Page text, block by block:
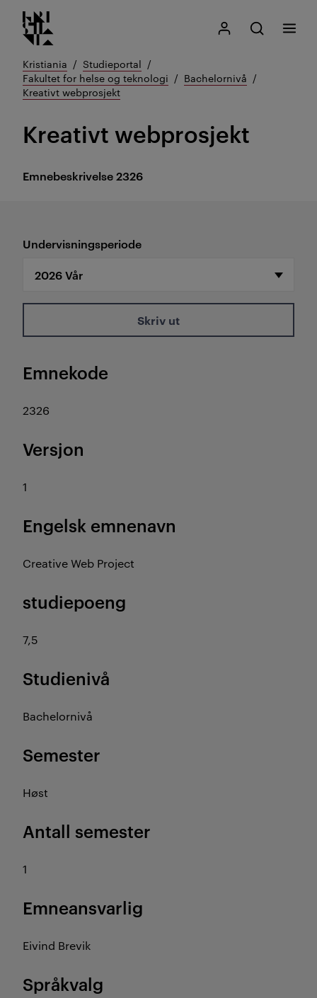
Gå
til
innhold
Kristiania logo
Mitt Kristiania
Åpne søk
Søk
Meny
Kristiania
Studieportal
Fakultet for helse og teknologi
Bachelornivå
Kreativt webprosjekt
Emnebeskrivelse2326
Kreativt webprosjekt
Undervisningsperiode
Skriv ut
Emnekode
2326
Versjon
1
Engelsk emnenavn
Creative Web Project
studiepoeng
7,5
Studienivå
Bachelornivå
Semester
Høst
Antall semester
1
Emneansvarlig
Eivind Brevik
Språkvalg